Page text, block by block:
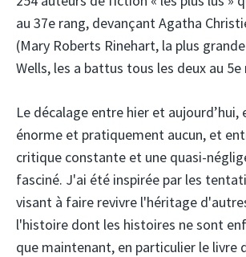
au 37e rang, devançant Agatha
(Mary Roberts Rinehart, la plus
Wells, les a battus tous les deux au 5e
Le décalage entre hier et
énorme et pratiquement aucun, et
critique constante et une quasi-
fasciné. J'ai été inspirée par les
visant à faire revivre l'héritage
l'histoire dont les histoires ne sont
que maintenant, en particulier le livre